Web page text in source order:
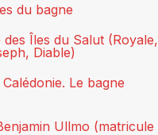
du bagne
des Îles du Salut (Royale,
Diable)
Le bagne
Ullmo (matricule